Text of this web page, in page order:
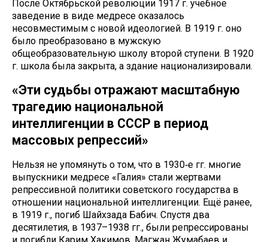
После Октябрьской революции 1917 г. учебное
заведение в виде медресе оказалось
несовместимым с новой идеологией. В 1919 г. оно
было преобразовано в мужскую
общеобразовательную школу второй ступени. В 1920
г. школа была закрыта, а здание национализировали.
«Эти судьбы отражают масштабную
трагедию национальной
интеллигенции в СССР в период
массовых репрессий»
Нельзя не упомянуть о том, что в 1930‑е гг. многие
выпускники медресе «Галия» стали жертвами
репрессивной политики советского государства в
отношении национальной интеллигенции. Ещё ранее,
в 1919 г., погиб Шайхзада Бабич. Спустя два
десятилетия, в 1937–1938 гг., были репрессированы